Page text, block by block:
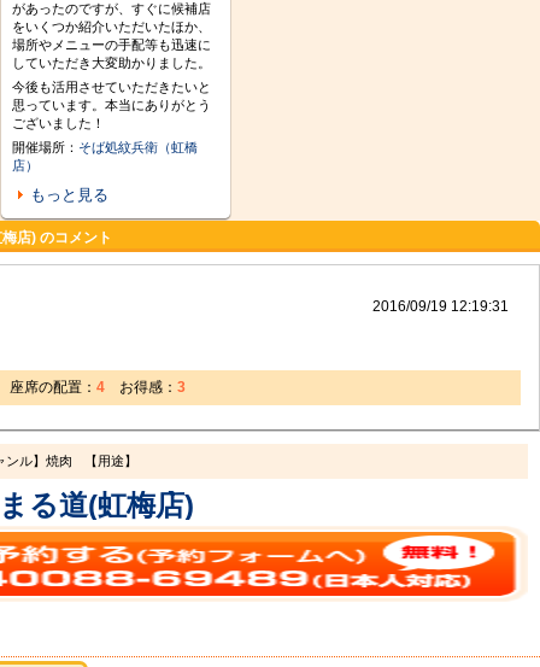
があったのですが、すぐに候補店
をいくつか紹介いただいたほか、
場所やメニューの手配等も迅速に
していただき大変助かりました。
今後も活用させていただきたいと
思っています。本当にありがとう
ございました！
開催場所： そば処紋兵衛（虹橋
店）
もっと見る
店) のコメント
2016/09/19 12:19:31
席の配置： 4 お得感： 3
ンル】焼肉 【用途】
る道(虹梅店)